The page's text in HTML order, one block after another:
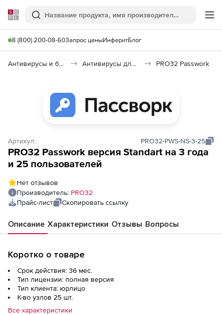
Softline
Поиск
8 (800) 200-08-60Запрос ценыИнферитБлог
Антивирусы и безопасность Антивирусы для организаций PRO32 Passwork
Артикул: PRO32-PWS-NS-3-25
PRO32 Passwork версия Standart на 3 года
и 25 пользователей
Нет отзывов
Производитель: PRO32
Прайс-лист
Скопировать ссылку
Описание Характеристики Отзывы Вопросы
Коротко о товаре
Срок действия: 36 мес.
Тип лицензии: полная версия
Тип клиента: юрлицо
К-во узлов 25 шт.
Все характеристики